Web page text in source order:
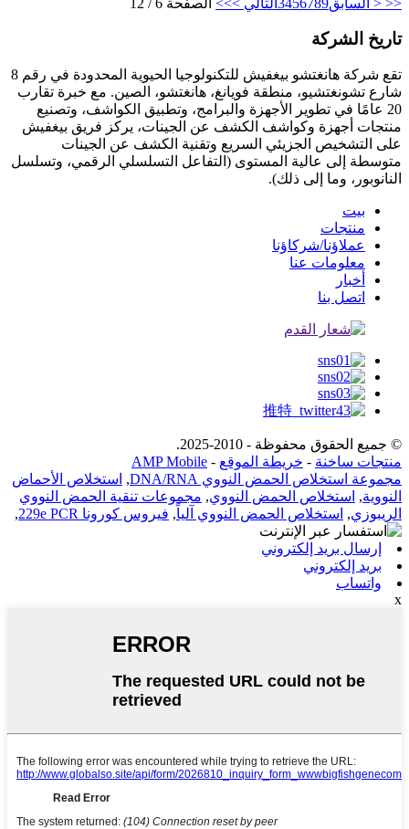
<< < السابق 3456789 التالي >>> الصفحة 6 / 12
تاريخ الشركة
تقع شركة هانغتشو بيغفيش للتكنولوجيا الحيوية المحدودة في رقم 8
شارع تشونغتشيو، منطقة فويانغ، هانغتشو، الصين. مع خبرة تقارب
20 عامًا في تطوير الأجهزة والبرامج، وتطبيق الكواشف، وتصنيع
منتجات أجهزة وكواشف الكشف عن الجينات، يركز فريق بيغفيش
على التشخيص الجزيئي السريع وتقنية الكشف عن الجينات
متوسطة إلى عالية المستوى (التفاعل التسلسلي الرقمي، وتسلسل
النانوبور، وما إلى ذلك).
بيت
منتجات
عملاؤنا/شركاؤنا
معلومات عنا
أخبار
اتصل بنا
© جميع الحقوق محفوظة - 2010-2025.
منتجات ساخنة - خريطة الموقع -
AMP Mobile
مجموعة استخلاص الحمض النووي DNA/RNA
, استخلاص الأحماض
النووية, استخلاص الحمض النووي, مجموعات تنقية الحمض النووي
الريبوزي, استخلاص الحمض النووي آلياً, فيروس كورونا 229e PCR ,
إرسال بريد إلكتروني
بريد إلكتروني
واتساب
x